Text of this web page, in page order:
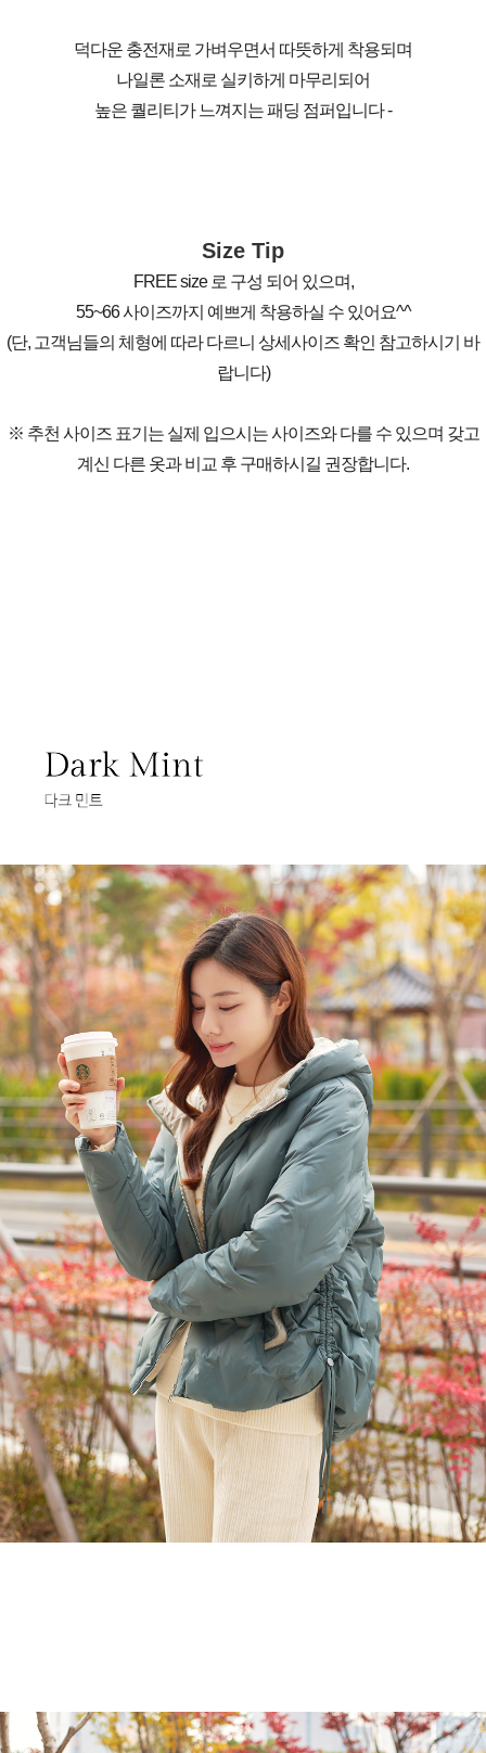
덕다운 충전재로 가벼우면서 따뜻하게 착용되며
나일론 소재로 실키하게 마무리되어
높은 퀄리티가 느껴지는 패딩 점퍼입니다 -
Size Tip
FREE size 로 구성 되어 있으며,
55~66 사이즈까지 예쁘게 착용하실 수 있어요^^
(단, 고객님들의 체형에 따라 다르니 상세사이즈 확인 참고하시기 바
랍니다)
※ 추천 사이즈 표기는 실제 입으시는 사이즈와 다를 수 있으며 갖고
계신 다른 옷과 비교 후 구매하시길 권장합니다.